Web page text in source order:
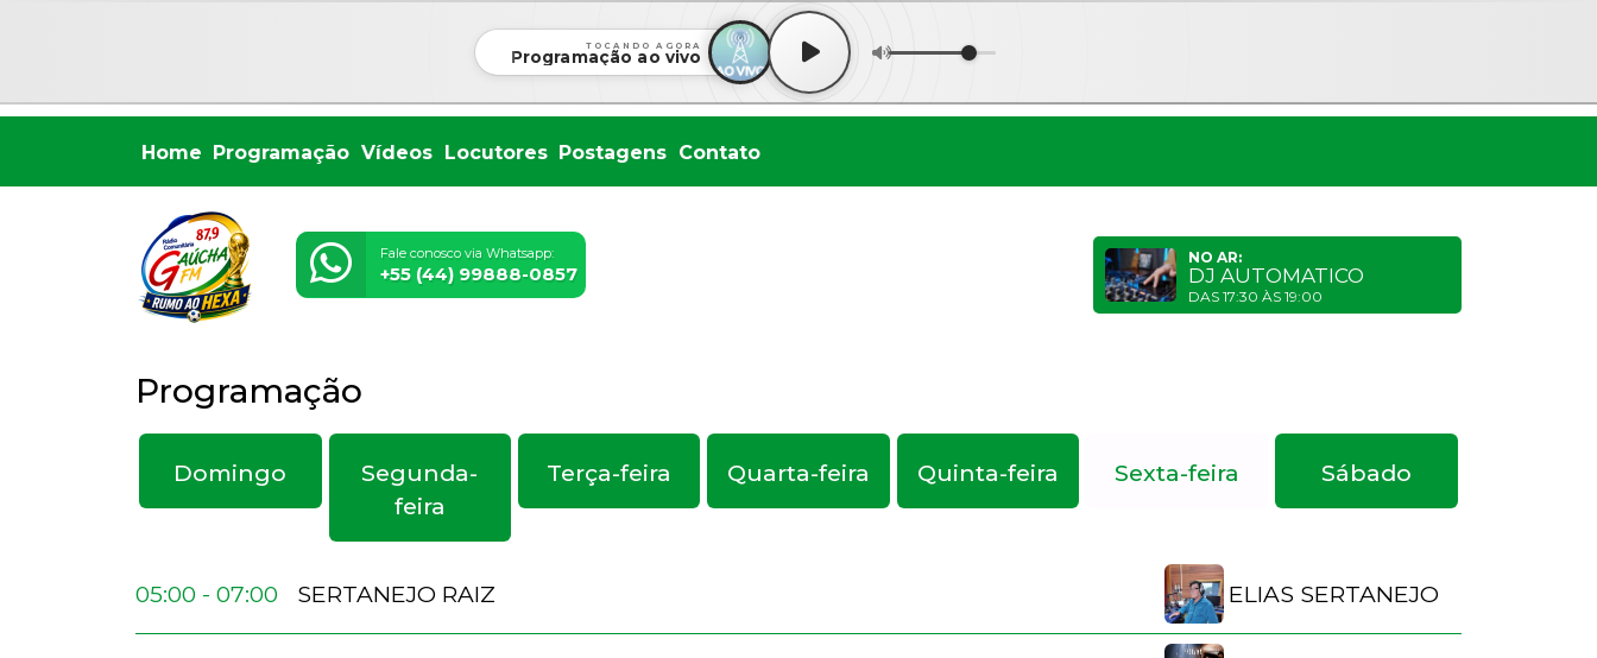
TOCANDO AGORA
Programação ao vivo
Home Programação Vídeos Locutores Postagens Contato
Fale conosco via Whatsapp:
+55 (44) 99888-0857
NO AR:
DJ AUTOMATICO
DAS 17:30 ÀS 19:00
Programação
Domingo
Segunda-
feira
Terça-feira Quarta-feira Quinta-feira Sexta-feira Sábado
05:00 - 07:00 SERTANEJO RAIZ ELIAS SERTANEJO